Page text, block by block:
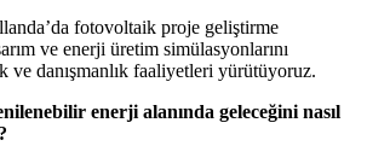
fotovoltaik proje geliştirme
ve enerji üretim simülasyonlarını
ve danışmanlık faaliyetleri yürütüyoruz.
enerji alanında geleceğini nasıl